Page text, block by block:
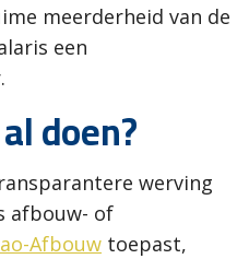
meerderheid van de
een
doen?
werving
afbouw- of
Afbouw toepast,